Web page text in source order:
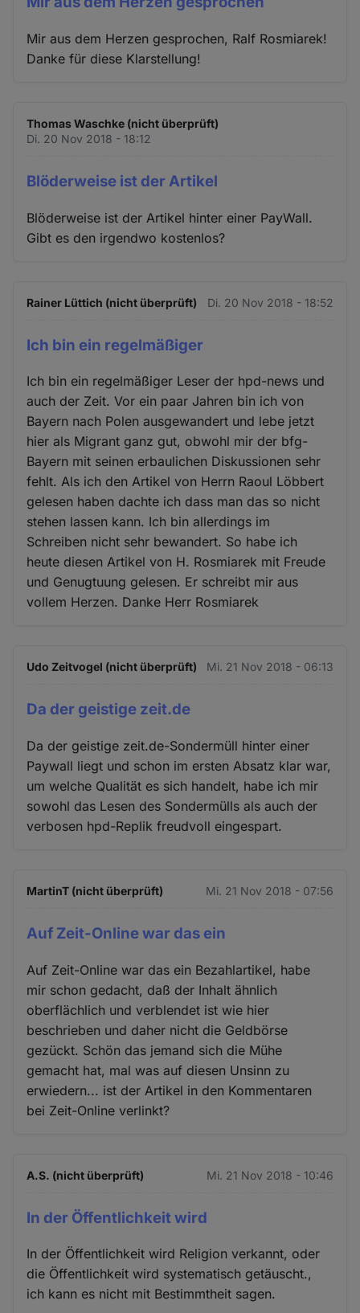
Mir aus dem Herzen gesprochen, Ralf Rosmiarek!
Danke für diese Klarstellung!
Thomas Waschke (nicht überprüft)
Di. 20 Nov 2018 - 18:12
Blöderweise ist der Artikel
Blöderweise ist der Artikel hinter einer PayWall.
Gibt es den irgendwo kostenlos?
Rainer Lüttich (nicht überprüft) Di. 20 Nov 2018 - 18:52
Ich bin ein regelmäßiger
Ich bin ein regelmäßiger Leser der hpd-news und
auch der Zeit. Vor ein paar Jahren bin ich von
Bayern nach Polen ausgewandert und lebe jetzt
hier als Migrant ganz gut, obwohl mir der bfg-
Bayern mit seinen erbaulichen Diskussionen sehr
fehlt. Als ich den Artikel von Herrn Raoul Löbbert
gelesen haben dachte ich dass man das so nicht
stehen lassen kann. Ich bin allerdings im
Schreiben nicht sehr bewandert. So habe ich
heute diesen Artikel von H. Rosmiarek mit Freude
und Genugtuung gelesen. Er schreibt mir aus
vollem Herzen. Danke Herr Rosmiarek
Udo Zeitvogel (nicht überprüft) Mi. 21 Nov 2018 - 06:13
Da der geistige zeit.de
Da der geistige zeit.de-Sondermüll hinter einer
Paywall liegt und schon im ersten Absatz klar war,
um welche Qualität es sich handelt, habe ich mir
sowohl das Lesen des Sondermülls als auch der
verbosen hpd-Replik freudvoll eingespart.
MartinT (nicht überprüft) Mi. 21 Nov 2018 - 07:56
Auf Zeit-Online war das ein
Auf Zeit-Online war das ein Bezahlartikel, habe
mir schon gedacht, daß der Inhalt ähnlich
oberflächlich und verblendet ist wie hier
beschrieben und daher nicht die Geldbörse
gezückt. Schön das jemand sich die Mühe
gemacht hat, mal was auf diesen Unsinn zu
erwiedern... ist der Artikel in den Kommentaren
bei Zeit-Online verlinkt?
A.S. (nicht überprüft) Mi. 21 Nov 2018 - 10:46
In der Öffentlichkeit wird
In der Öffentlichkeit wird Religion verkannt, oder
die Öffentlichkeit wird systematisch getäuscht.,
ich kann es nicht mit Bestimmtheit sagen.